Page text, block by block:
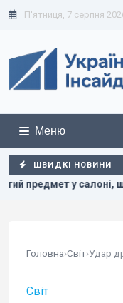
П'ятниця, 7 серпня
Меню
ШВИДКІ НОВИНИ
допомогти
Головна›Світ›
Світ